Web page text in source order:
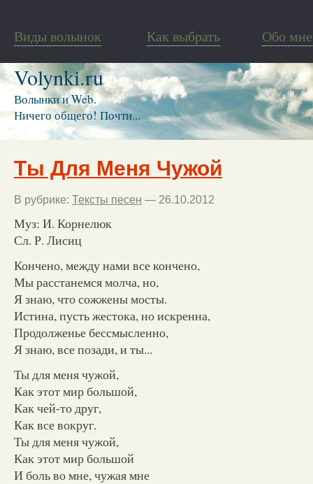
Виды волынок Как выбрать Обо мне
Volynki.ru
Волынки и Web.
Ничего общего! Почти...
Ты Для Меня Чужой
В рубрике: Тексты песен — 26.10.2012
Муз: И. Корнелюк
Сл. Р. Лисиц
Кончено, между нами все кончено,
Мы расстанемся молча, но,
Я знаю, что сожжены мосты.
Истина, пусть жестока, но искренна,
Продолженье бессмысленно,
Я знаю, все позади, и ты...
Ты для меня чужой,
Как этот мир большой,
Как чей-то друг,
Как все вокруг.
Ты для меня чужой,
Как этот мир большой
И боль во мне, чужая мне